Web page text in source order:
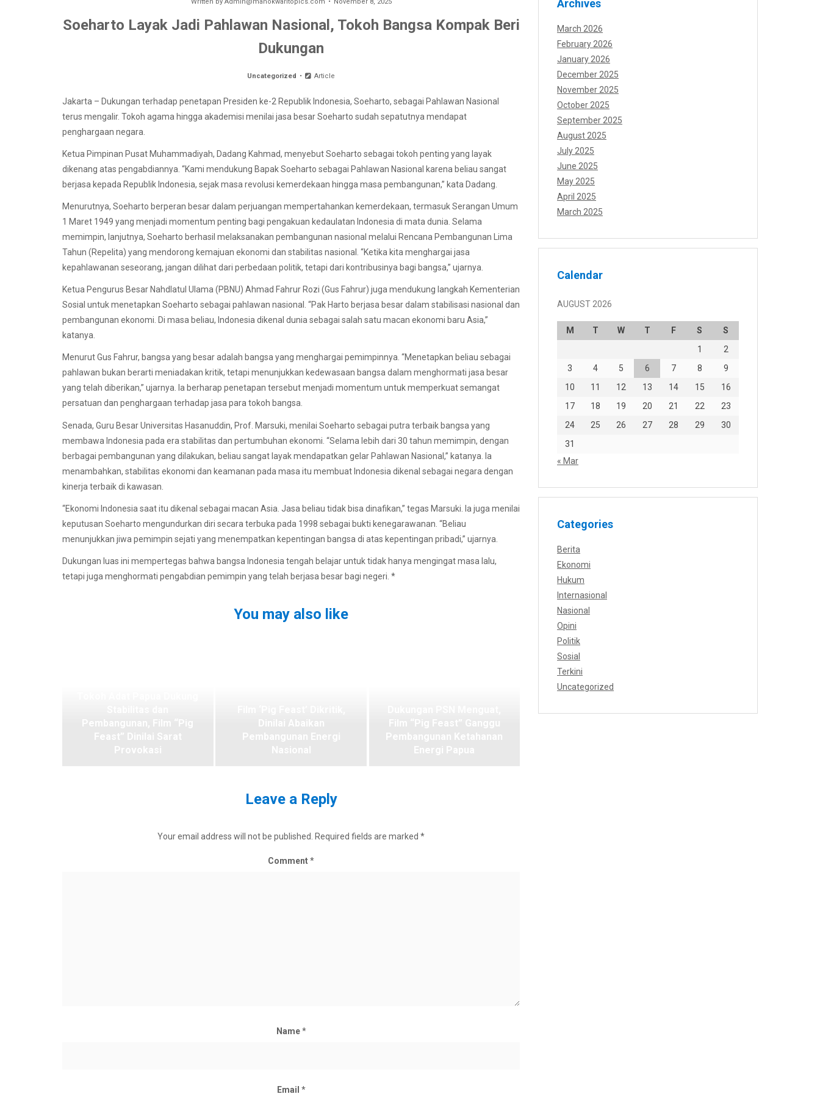
Soeharto Layak Jadi Pahlawan Nasional, Tokoh Bangsa Kompak Beri
Dukungan
Uncategorized Article
Jakarta – Dukungan terhadap penetapan Presiden ke-2 Republik Indonesia, Soeharto, sebagai Pahlawan Nasional
terus mengalir. Tokoh agama hingga akademisi menilai jasa besar Soeharto sudah sepatutnya mendapat
penghargaan negara.
Ketua Pimpinan Pusat Muhammadiyah, Dadang Kahmad, menyebut Soeharto sebagai tokoh penting yang layak
dikenang atas pengabdiannya. “Kami mendukung Bapak Soeharto sebagai Pahlawan Nasional karena beliau sangat
berjasa kepada Republik Indonesia, sejak masa revolusi kemerdekaan hingga masa pembangunan,” kata Dadang.
Menurutnya, Soeharto berperan besar dalam perjuangan mempertahankan kemerdekaan, termasuk Serangan Umum
1 Maret 1949 yang menjadi momentum penting bagi pengakuan kedaulatan Indonesia di mata dunia. Selama
memimpin, lanjutnya, Soeharto berhasil melaksanakan pembangunan nasional melalui Rencana Pembangunan Lima
Tahun (Repelita) yang mendorong kemajuan ekonomi dan stabilitas nasional. “Ketika kita menghargai jasa
kepahlawanan seseorang, jangan dilihat dari perbedaan politik, tetapi dari kontribusinya bagi bangsa,” ujarnya.
Ketua Pengurus Besar Nahdlatul Ulama (PBNU) Ahmad Fahrur Rozi (Gus Fahrur) juga mendukung langkah Kementerian
Sosial untuk menetapkan Soeharto sebagai pahlawan nasional. “Pak Harto berjasa besar dalam stabilisasi nasional dan
pembangunan ekonomi. Di masa beliau, Indonesia dikenal dunia sebagai salah satu macan ekonomi baru Asia,”
katanya.
Menurut Gus Fahrur, bangsa yang besar adalah bangsa yang menghargai pemimpinnya. “Menetapkan beliau sebagai
pahlawan bukan berarti meniadakan kritik, tetapi menunjukkan kedewasaan bangsa dalam menghormati jasa besar
yang telah diberikan,” ujarnya. Ia berharap penetapan tersebut menjadi momentum untuk memperkuat semangat
persatuan dan penghargaan terhadap jasa para tokoh bangsa.
Senada, Guru Besar Universitas Hasanuddin, Prof. Marsuki, menilai Soeharto sebagai putra terbaik bangsa yang
membawa Indonesia pada era stabilitas dan pertumbuhan ekonomi. “Selama lebih dari 30 tahun memimpin, dengan
berbagai pembangunan yang dilakukan, beliau sangat layak mendapatkan gelar Pahlawan Nasional,” katanya. Ia
menambahkan, stabilitas ekonomi dan keamanan pada masa itu membuat Indonesia dikenal sebagai negara dengan
kinerja terbaik di kawasan.
“Ekonomi Indonesia saat itu dikenal sebagai macan Asia. Jasa beliau tidak bisa dinafikan,” tegas Marsuki. Ia juga menilai
keputusan Soeharto mengundurkan diri secara terbuka pada 1998 sebagai bukti kenegarawanan. “Beliau
menunjukkan jiwa pemimpin sejati yang menempatkan kepentingan bangsa di atas kepentingan pribadi,” ujarnya.
Dukungan luas ini mempertegas bahwa bangsa Indonesia tengah belajar untuk tidak hanya mengingat masa lalu,
tetapi juga menghormati pengabdian pemimpin yang telah berjasa besar bagi negeri. *
You may also like
Leave a Reply
Your email address will not be published. Required fields are marked *
Comment*
Name*
Email *
Archives
March 2026
February 2026
January 2026
December 2025
November 2025
October 2025
September 2025
August 2025
July 2025
June 2025
May 2025
April 2025
March 2025
Calendar
AUGUST 2026
M T W T F S
S
1
2
3
4 5 6 7 8
9
10
11 12 13 14 15
16
17
18 19 20 21 22
23
24
25 26 27 28 29
30
31
« Mar
Categories
Berita
Ekonomi
Hukum
Internasional
Nasional
Opini
Politik
Sosial
Terkini
Uncategorized